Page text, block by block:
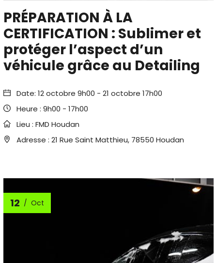
PRÉPARATION À LA
CERTIFICATION : Sublimer et
protéger l’aspect d’un
véhicule grâce au Detailing
Date: 12 octobre 9h00 -21 octobre 17h00
Heure : 9h00 - 17h00
Lieu : FMD Houdan
Adresse : 21 Rue Saint Matthieu, 78550 Houdan
12 Oct